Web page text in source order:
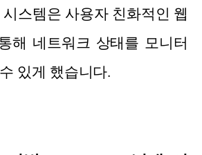
스템은 사용자 친화적인 웹
해 네트워크 상태를 모니터
있게 했습니다.